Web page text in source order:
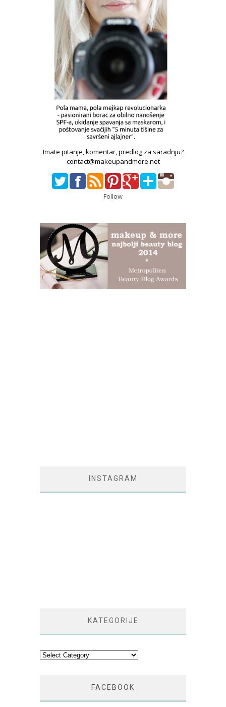
Imate pitanje, komentar, predlog za saradnju?
contact@makeupandmore.net
Follow
INSTAGRAM
KATEGORIJE
Kategorije
FACEBOOK